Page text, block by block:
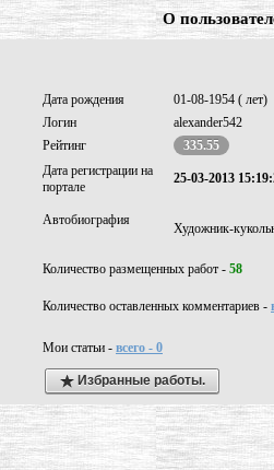
О
Дата рождения
01-08-1954 ( лет)
Логин
alexander542
Рейтинг
335.55
Дата регистрации на
портале
25-03-2013
Автобиография
Художник-
Количество размещенных работ - 58
Количество оставленных комментариев -
Мои статьи - всего - 0
Избранные работы.